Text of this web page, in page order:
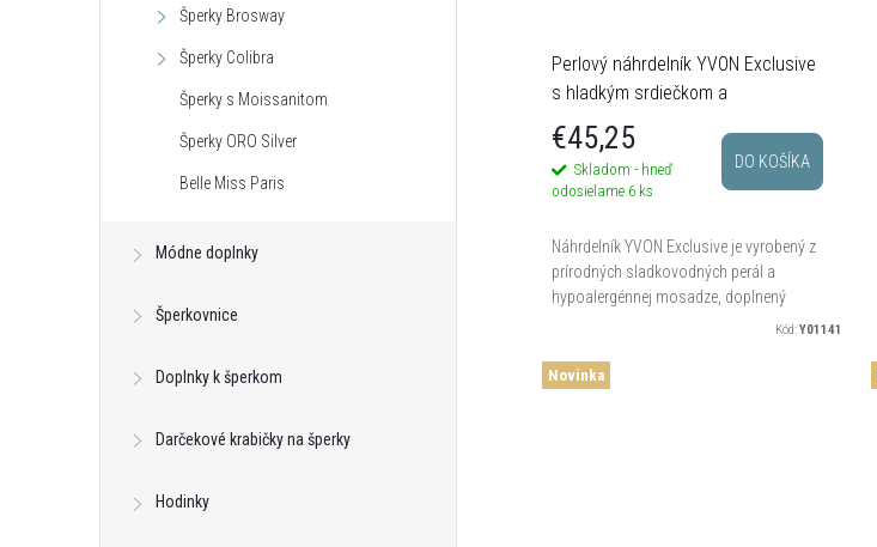
Šperky Brosway
Šperky Colibra
Šperky s Moissanitom
Šperky ORO Silver
Belle Miss Paris
Módne doplnky
Šperkovnice
Doplnky k šperkom
Darčekové krabičky na šperky
Hodinky
Perlový náhrdelník YVON Exclusive
s hladkým srdiečkom a
predlžovacou retiazkou
€45,25
Skladom - hneď
odosielame 6 ks
DO KOŠÍKA
Náhrdelník YVON Exclusive je vyrobený z
prírodných sladkovodných perál a
hypoalergénnej mosadze, doplnený
hladkým príveskom v tvare srdca v zlatej
Kód:Y01141
Novinka